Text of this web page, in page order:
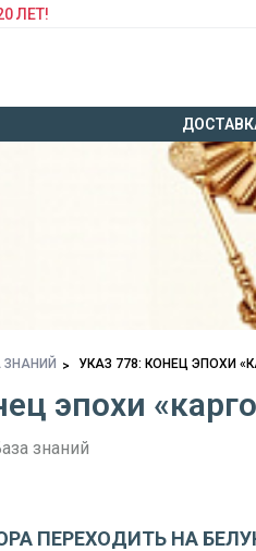
ЛЕТ!
ЗНАНИЙ УКАЗ 778: КОНЕЦ ЭПОХИ
эпохи
знаний
ПЕРЕХОДИТЬ НА